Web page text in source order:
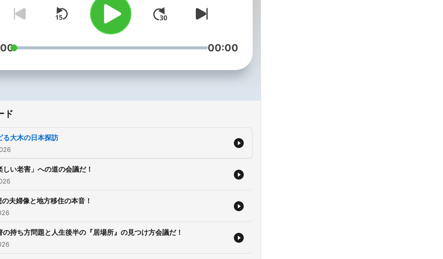
00:00
ド
る大木の日本探訪
しい老害」への道の会議だ！
の夫婦像と地方移住の本音！
の持ち方問題と人生後半の『居場所』の見つけ方会議だ！